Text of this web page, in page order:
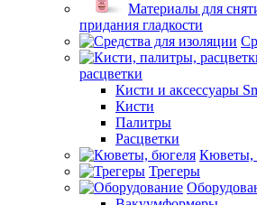
Материалы для
придания гладкости
расцветки
Кисти и аксессуары
Кисти
Палитры
Расцветки
Кюветы,
Трегеры